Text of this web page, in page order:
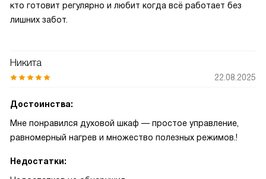
кто готовит регулярно и любит когда всё работает без
лишних забот.
Никита
22.08.2025
Достоинства:
Мне понравился духовой шкаф — простое управление,
равномерный нагрев и множество полезных режимов.!
Недостатки: